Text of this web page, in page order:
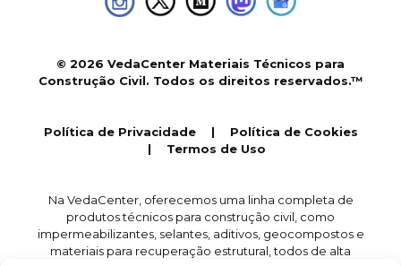
© 2026 VedaCenter Materiais Técnicos para
Construção Civil. Todos os direitos reservados.™
Política de Privacidade| Política de Cookies
| Termos de Uso
Na VedaCenter, oferecemos uma linha completa de
produtos técnicos para construção civil, como
impermeabilizantes, selantes, aditivos, geocompostos e
materiais para recuperação estrutural, todos de alta